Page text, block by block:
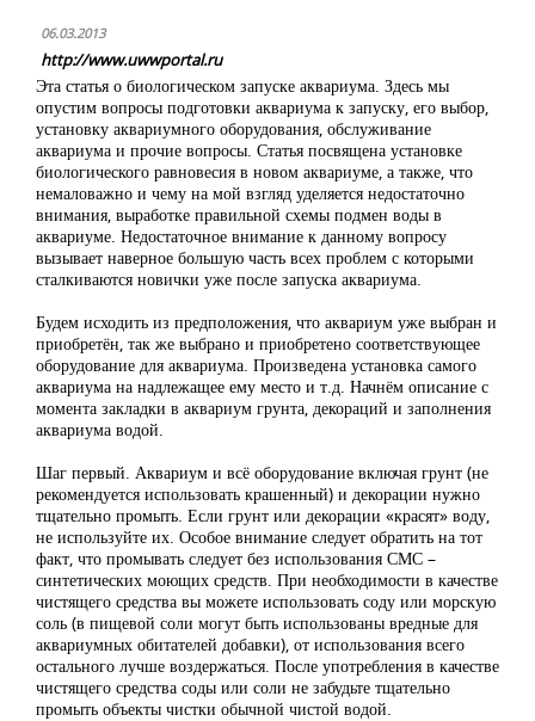
06.03.2013
http://www.uwwportal.ru
Эта статья о биологическом запуске аквариума. Здесь мы
опустим вопросы подготовки аквариума к запуску, его выбор,
установку аквариумного оборудования, обслуживание
аквариума и прочие вопросы. Статья посвящена установке
биологического равновесия в новом аквариуме, а также, что
немаловажно и чему на мой взгляд уделяется недостаточно
внимания, выработке правильной схемы подмен воды в
аквариуме. Недостаточное внимание к данному вопросу
вызывает наверное большую часть всех проблем с которыми
сталкиваются новички уже после запуска аквариума.
Будем исходить из предположения, что аквариум уже выбран и
приобретён, так же выбрано и приобретено соответствующее
оборудование для аквариума. Произведена установка самого
аквариума на надлежащее ему место и т.д. Начнём описание с
момента закладки в аквариум грунта, декораций и заполнения
аквариума водой.
Шаг первый. Аквариум и всё оборудование включая грунт (не
рекомендуется использовать крашенный) и декорации нужно
тщательно промыть. Если грунт или декорации «красят» воду,
не используйте их. Особое внимание следует обратить на тот
факт, что промывать следует без использования СМС –
синтетических моющих средств. При необходимости в качестве
чистящего средства вы можете использовать соду или морскую
соль (в пищевой соли могут быть использованы вредные для
аквариумных обитателей добавки), от использования всего
остального лучше воздержаться. После употребления в качестве
чистящего средства соды или соли не забудьте тщательно
промыть объекты чистки обычной чистой водой.